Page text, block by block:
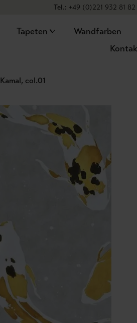
Tel.: +49 (0)221 932 81 82
Tapeten Wandfarben
Kamal, col.01